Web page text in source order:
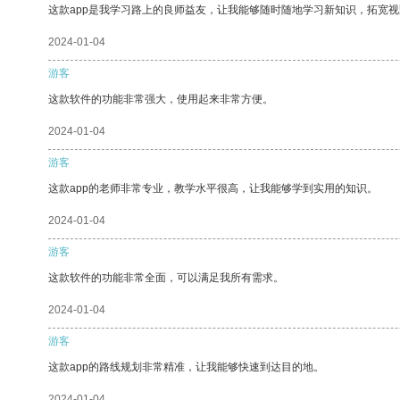
这款app是我学习路上的良师益友，让我能够随时随地学习新知识，拓宽
2024-01-04
游客
这款软件的功能非常强大，使用起来非常方便。
2024-01-04
游客
这款app的老师非常专业，教学水平很高，让我能够学到实用的知识。
2024-01-04
游客
这款软件的功能非常全面，可以满足我所有需求。
2024-01-04
游客
这款app的路线规划非常精准，让我能够快速到达目的地。